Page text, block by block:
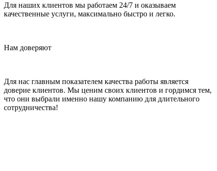
Для наших клиентов мы работаем 24/7 и оказываем
качественные услуги, максимально быстро и легко.
Нам доверяют
Для нас главным показателем качества работы является
доверие клиентов. Мы ценим своих клиентов и гордимся тем,
что они выбрали именно нашу компанию для длительного
сотрудничества!